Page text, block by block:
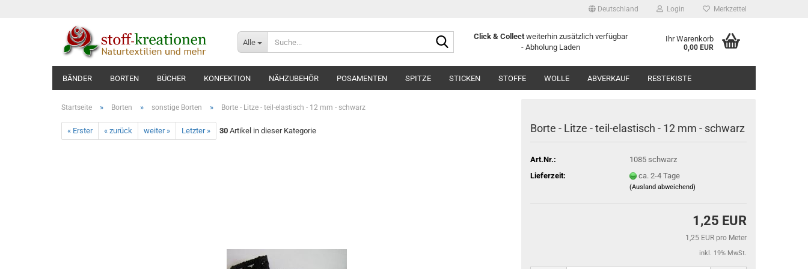
Deutschland Login Merkzettel
Alle
Suche...Click & Collectweiterhin zusätzlich verfügbar
- Abholung Laden
Ihr Warenkorb
0,00 EUR
BÄNDER BORTEN BÜCHER KONFEKTION NÄHZUBEHÖR POSAMENTEN SPITZE STICKEN STOFFE WOLLE ABVERKAUF RESTEKISTE
Startseite » Borten » sonstige Borten » Borte - Litze - teil-elastisch - 12 mm - schwarz
« Erster « zurück weiter » Letzter » 30 Artikel in dieser Kategorie Borte - Litze - teil-elastisch - 12 mm - schwarz
Art.Nr.:
1085 schwarz
Lieferzeit:
ca. 2-4 Tage
(Ausland abweichend)
1,25 EUR
1,25 EUR pro Meter
inkl. 19% MwSt.